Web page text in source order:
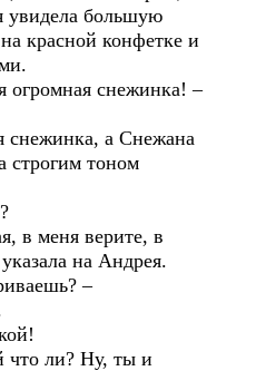
увидела большую
красной конфетке и
огромная снежинка! –
снежинка, а Снежана
строгим тоном
в меня верите, в
на Андрея.
–
что ли? Ну, ты и